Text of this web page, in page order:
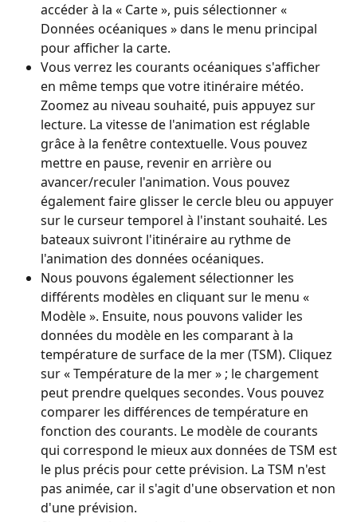
accéder à la « Carte », puis sélectionner «
Données océaniques » dans le menu principal
pour afficher la carte.
Vous verrez les courants océaniques s'afficher
en même temps que votre itinéraire météo.
Zoomez au niveau souhaité, puis appuyez sur
lecture. La vitesse de l'animation est réglable
grâce à la fenêtre contextuelle. Vous pouvez
mettre en pause, revenir en arrière ou
avancer/reculer l'animation. Vous pouvez
également faire glisser le cercle bleu ou appuyer
sur le curseur temporel à l'instant souhaité. Les
bateaux suivront l'itinéraire au rythme de
l'animation des données océaniques.
Nous pouvons également sélectionner les
différents modèles en cliquant sur le menu «
Modèle ». Ensuite, nous pouvons valider les
données du modèle en les comparant à la
température de surface de la mer (TSM). Cliquez
sur « Température de la mer » ; le chargement
peut prendre quelques secondes. Vous pouvez
comparer les différences de température en
fonction des courants. Le modèle de courants
qui correspond le mieux aux données de TSM est
le plus précis pour cette prévision. La TSM n'est
pas animée, car il s'agit d'une observation et non
d'une prévision.